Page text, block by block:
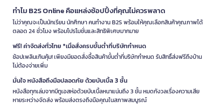
ทำไม B2S Online คือแหล่งช้อปปิ้งที่คุณไม่ควรพลาด
ไม่ว่าคุณจะเป็นนักเรียน นักศึกษา คนทำงาน B2S พร้อมให้คุณเลือกสินค้าคุณภาพได้
ตลอด 24 ชั่วโมง พร้อมโปรโมชั่นและสิทธิพิเศษมากมาย
ฟรี! ค่าจัดส่งทั่วไทย *เมื่อสั่งครบขั้นต่ำที่บริษัทกำหนด
ช้อปเพลินเกินคุ้ม! เพียงมียอดสั่งซื้อสินค้าขั้นต่ำที่บริษัทกำหนด รับสิทธิ์ส่งฟรีถึงบ้าน
ไม่ต้องจ่ายเพิ่ม
มั่นใจ หนังสือถึงมือปลอดภัย ด้วยบับเบิ้ล 3 ชั้น
หนังสือทุกเล่มจากบีทูเอสห่อด้วยบับเบิ้ลหนาแน่นถึง 3 ชั้น หมดกังวลเรื่องความเสีย
หายระหว่างจัดส่ง พร้อมส่งตรงถึงมือคุณในสภาพสมบูรณ์